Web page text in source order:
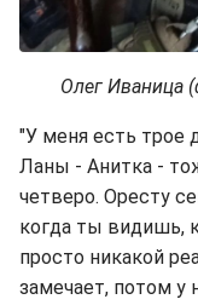
Олег Иваница
"У меня есть трое
Ланы - Анитка -
четверо. Оресту
когда ты видишь,
просто никакой
замечает, потом у